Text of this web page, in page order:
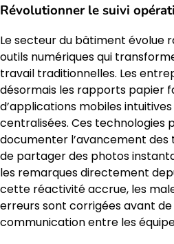
Révolutionner le suivi
Le secteur du bâtiment évolue
outils numériques qui
travail traditionnelles. Les
désormais les rapports papier
d’applications mobiles
centralisées. Ces technologies
documenter l’avancement
de partager des photos
les remarques directement
cette réactivité accrue, les
erreurs sont corrigées avant
communication entre les